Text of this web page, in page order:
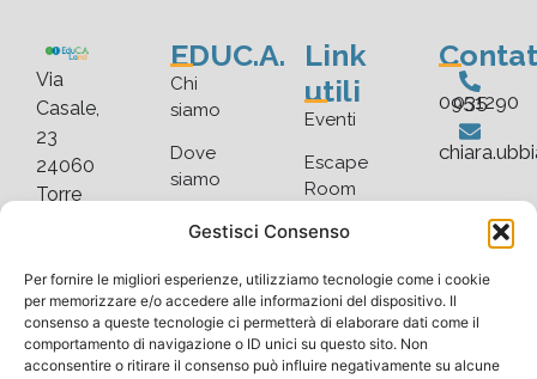
Gestisci Consenso
Per fornire le migliori esperienze, utilizziamo tecnologie come i cookie
per memorizzare e/o accedere alle informazioni del dispositivo. Il
consenso a queste tecnologie ci permetterà di elaborare dati come il
comportamento di navigazione o ID unici su questo sito. Non
acconsentire o ritirare il consenso può influire negativamente su alcune
Via
Casale,
23
24060
Torre
(BG)
EDUC.A.
Chi
siamo
Dove
siamo
Faq
listino
Link
utili
Eventi
Escape
Room
Blog
Gallery
035 0951290